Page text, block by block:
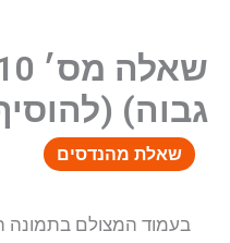
גבוה)
שאלת מהנדסים
בעמוד המצולם